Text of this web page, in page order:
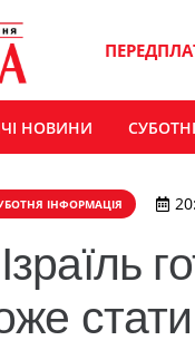
НОВИНИ
ІНФОРМАЦІЯ